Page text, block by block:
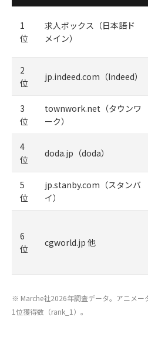
1
位
求人ボックス（日本語ド
メイン）
2
位
jp.indeed.com（Indeed）
3
位
townwork.net（タウンワ
ーク）
4
位
doda.jp（doda）
5
位
jp.stanby.com（スタンバ
イ）
6
位
cgworld.jp 他
※ Marche社2026年調査データ。アニメー
1位獲得数（rank_1）。